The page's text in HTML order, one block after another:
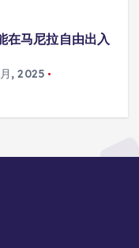
在马尼拉使用国际
, 2025